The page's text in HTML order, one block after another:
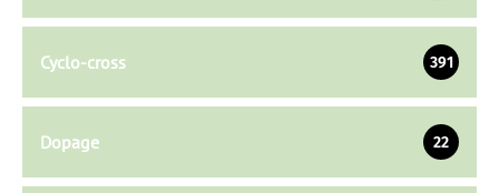
Cyclo-cross 391
Dopage 22